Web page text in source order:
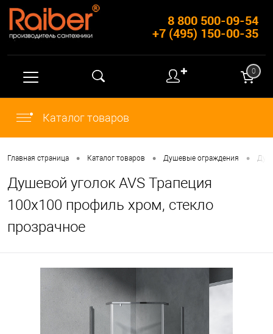
8 800 500-09-54
+7 (495) 150-00-35
✚ 0
Каталог товаров
Главная страница • Каталог товаров • Душевые ограждения •
Душевой уголок AVS Трапеция
100х100 профиль хром, стекло
прозрачное